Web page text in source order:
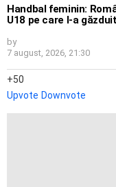
Handbal feminin:
U18 pe care l-a găzduit
by
7 august, 2026, 21:30
50
Upvote Downvote